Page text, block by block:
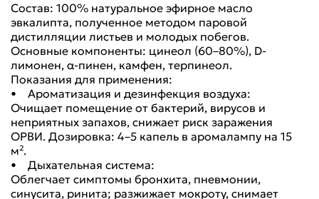
Состав: 100% натуральное эфирное масло
эвкалипта, полученное методом паровой
дистилляции листьев и молодых побегов.
Основные компоненты: цинеол (60–80%), D-
лимонен, α-пинен, камфен, терпинеол.
Показания для применения:
• Ароматизация и дезинфекция воздуха:
Очищает помещение от бактерий, вирусов и
неприятных запахов, снижает риск заражения
ОРВИ. Дозировка: 4–5 капель в аромалампу на 15
м².
• Дыхательная система:
Облегчает симптомы бронхита, пневмонии,
синусита, ринита; разжижает мокроту, снимает